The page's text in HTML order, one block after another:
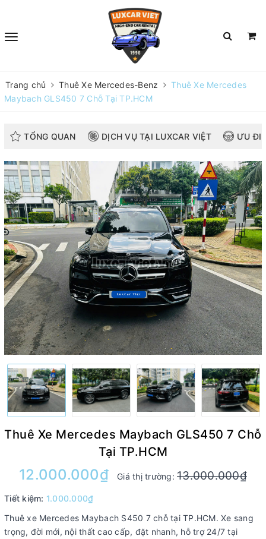
Trang chủ Thuê Xe Mercedes-Benz
Thuê Xe Mercedes
Maybach GLS450 7 Chỗ Tại TP.HCM
TỔNG QUAN DỊCH VỤ TẠI LUXCAR VIỆT ƯU
Thuê Xe Mercedes Maybach GLS450 7 Chỗ
Tại TP.HCM
12.000.000₫ Giá thị trường:13.000.000₫
Tiết kiệm: 1.000.000₫
Thuê xe Mercedes Maybach S450 7 chỗ tại TP.HCM. Xe sang
trọng, đời mới, nội thất cao cấp, đặt nhanh, hỗ trợ 24/7 tại